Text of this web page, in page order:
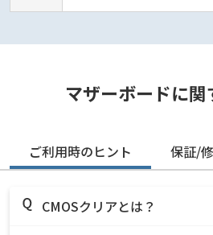
マザーボードに
ご利用時のヒント 保証/
CMOSクリアとは？